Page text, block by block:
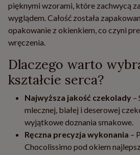
pięknymi wzorami, które zachwycą
wyglądem. Całość została
opakowanie z okienkiem, co czyni
wręczenia.
Dlaczego warto
kształcie serca?
Najwyższa jakość czekolady –
mlecznej, białej i deserowej
wyjątkowe doznania smakowe.
Ręczna precyzja wykonania –
Chocolissimo pod okiem